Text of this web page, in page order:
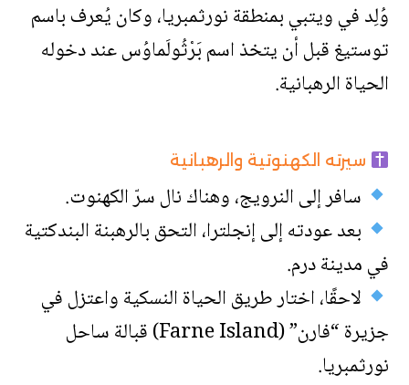
وُلِد في ويتبي بمنطقة نورثمبريا، وكان يُعرف باسم
توستيغ قبل أن يتخذ اسم بَرْثُولَماوُس عند دخوله
الحياة الرهبانية.
سيرته الكهنوتية والرهبانية
سافر إلى النرويج، وهناك نال سرّ الكهنوت.
بعد عودته إلى إنجلترا، التحق بالرهبنة البندكتية
في مدينة درم.
لاحقًا، اختار طريق الحياة النسكية واعتزل في
جزيرة “فارن” (Farne Island) قبالة ساحل
نورثمبريا.